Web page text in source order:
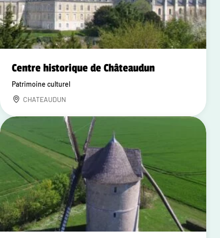
Centre historique de Châteaudun
Patrimoine culturel
CHATEAUDUN